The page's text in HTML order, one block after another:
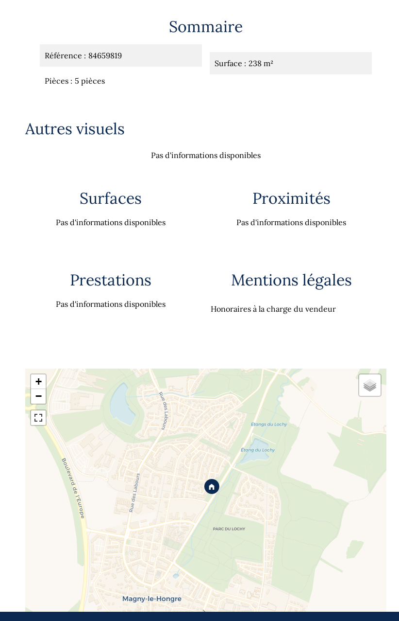
Sommaire
Référence 84659819
Pièces 5 pièces
Surface 238 m²
Autres visuels
Pas d'informations disponibles
Surfaces
Pas d'informations disponibles
Proximités
Pas d'informations disponibles
Prestations
Pas d'informations disponibles
Mentions légales
Honoraires à la charge du vendeur
+
−